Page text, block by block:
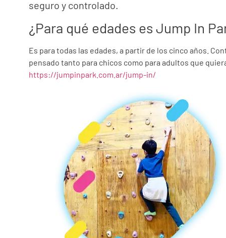
seguro y controlado.
¿Para qué edades es Jump In
Es para todas las edades, a partir de los cinco años.
pensado tanto para chicos como para adultos que
https://jumpinpark.com.ar/jump-in/